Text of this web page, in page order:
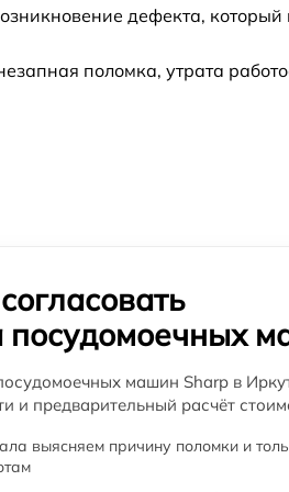
посудомоечной
машины Sharp
дверцы
Sharp
машины Sharp
дефекта,
поломка, утрата
посудомоечных
машин Sharp в
и предварительный расчёт
выясняем причину поломки и